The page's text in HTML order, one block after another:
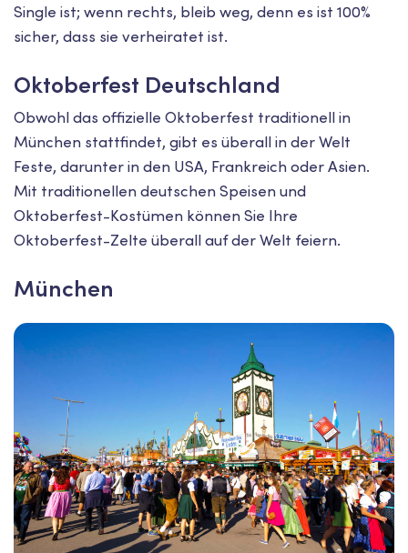
Single ist; wenn rechts, bleib weg, denn es ist 100%
sicher, dass sie verheiratet ist.
Oktoberfest Deutschland
Obwohl das offizielle Oktoberfest traditionell in
München stattfindet, gibt es überall in der Welt
Feste, darunter in den USA, Frankreich oder Asien.
Mit traditionellen deutschen Speisen und
Oktoberfest-Kostümen können Sie Ihre
Oktoberfest-Zelte überall auf der Welt feiern.
München